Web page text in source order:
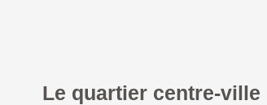
Le quartier centre-ville